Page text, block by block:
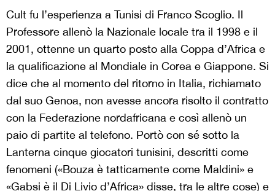
Cult fu l’esperienza a Tunisi di Franco Scoglio. Il
Professore allenò la Nazionale locale tra il 1998 e il
2001, ottenne un quarto posto alla Coppa d’Africa e
la qualificazione al Mondiale in Corea e Giappone. Si
dice che al momento del ritorno in Italia, richiamato
dal suo Genoa, non avesse ancora risolto il contratto
con la Federazione nordafricana e così allenò un
paio di partite al telefono. Portò con sé sotto la
Lanterna cinque giocatori tunisini, descritti come
fenomeni («Bouza è tatticamente come Maldini» e
«Gabsi è il Di Livio d’Africa» disse, tra le altre cose) e